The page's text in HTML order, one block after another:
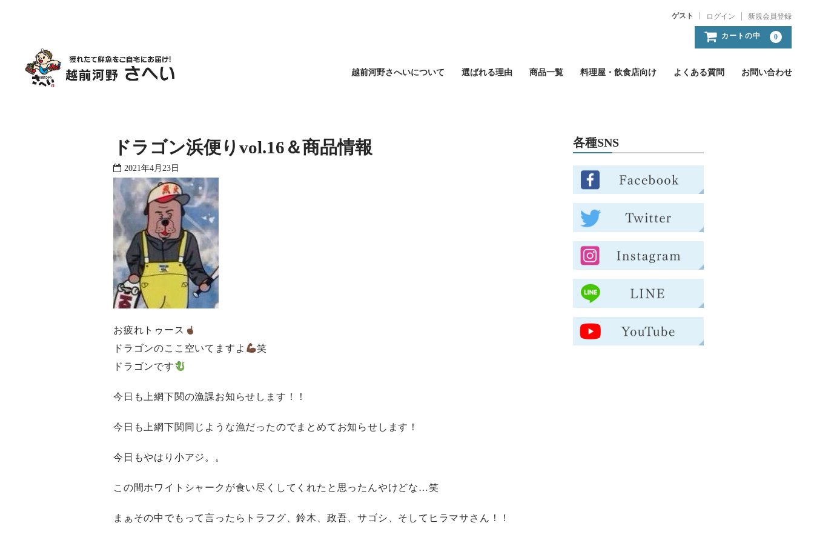
ゲスト ログイン 新規会員登録
カートの中 0
越前河野さへいについて 選ばれる理由 商品一覧 料理屋・飲食店向け よくある質問 お問い合わせ
ドラゴン浜便りvol.16＆商品情報
2021年4月23日
お疲れトゥース
ドラゴンのここ空いてますよ
笑
ドラゴンです
今日も上網下関の漁課お知らせします！！
今日も上網下関同じような漁だったのでまとめてお知らせします！
今日もやはり小アジ。。
この間ホワイトシャークが食い尽くしてくれたと思ったんやけどな…笑
まぁその中でもって言ったらトラフグ、鈴木、政吾、サゴシ、そしてヒラマサさん！！
各種SNS